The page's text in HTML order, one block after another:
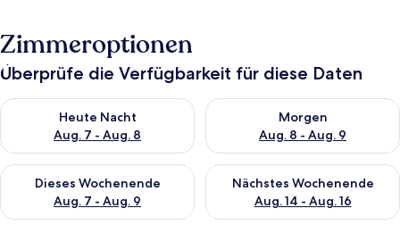
Zimmeroptionen
Überprüfe die Verfügbarkeit für diese Daten
Heute Nacht
Aug. 7 - Aug. 8
Überprüfe die Verfügbarkeit für heute Nacht, Aug. 7 - Aug. 8.
Morgen
Aug. 8 - Aug. 9
Überprüfe die Verfügbarkeit
Dieses Wochenende
Aug. 7 - Aug. 9
Überprüfe die Verfügbarkeit für dieses Wochenende, Aug. 7
Nächstes Wochenende
Aug. 14 - Aug. 16
Überprüfe die Verfügbarkeit